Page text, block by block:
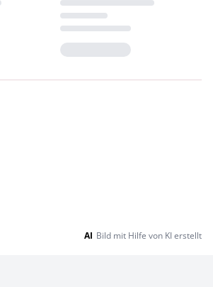
AI Bild mit Hilfe von KI erstellt